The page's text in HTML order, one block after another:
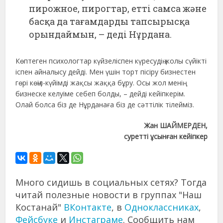
пирожное, пирогтар, етті самса және
басқа да тағамдарды тапсырысқа
орындаймын, – деді Нұрдана.
Көптеген психологтар күйзеліспен күресудің жолы сүйікті
іспен айналысу дейді. Мен үшін торт пісіру бизнестен
гөрі көңіл-күйімді жақсы жаққа бұру. Осы жол менің
бизнеске келуіме себеп болды, – дейді кейіпкерім.
Олай болса біз де Нұрданаға біз де сәттілік тілейміз.
Жан ШАЙМЕРДЕН,
суретті ұсынған кейіпкер
Много сидишь в социальных сетях? Тогда
читай полезные новости в группах "Наш
Костанай" ВКонтакте, в Одноклассниках,
Фейсбуке и Инстаграме. Сообщить нам